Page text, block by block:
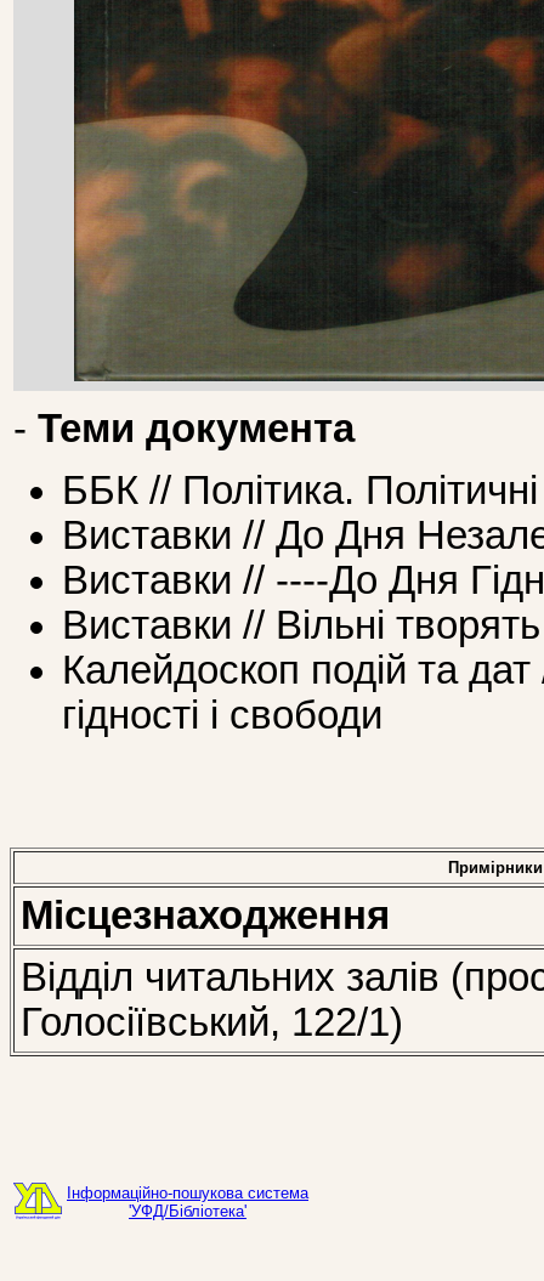
- Теми документа
ББК // Політика.
Виставки // До Дня
Виставки // ----До Дня
Виставки // Вільні
Калейдоскоп подій та
гідності і свободи
Примірники
Місцезнаходження
Відділ читальних залів
Голосіївський, 122/1)
Інформаційно-пошукова система
'УФД/Бібліотека'